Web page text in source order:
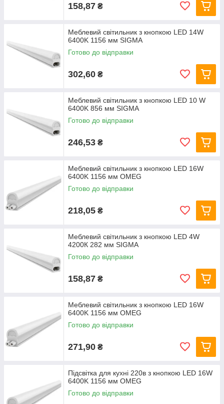
158,87 ₴
Меблевий світильник з кнопкою LED 14W
6400K 1156 мм SIGMA
Готово до відправки
302,60 ₴
Меблевий світильник з кнопкою LED 10 W
6400K 856 мм SIGMA
Готово до відправки
246,53 ₴
Меблевий світильник з кнопкою LED 16W
6400K 1156 мм OMEG
Готово до відправки
218,05 ₴
Меблевий світильник з кнопкою LED 4W
4200К 282 мм SIGMA
Готово до відправки
158,87 ₴
Меблевий світильник з кнопкою LED 16W
6400K 1156 мм OMEG
Готово до відправки
271,90 ₴
Підсвітка для кухні 220в з кнопкою LED 16W
6400K 1156 мм OMEG
Готово до відправки